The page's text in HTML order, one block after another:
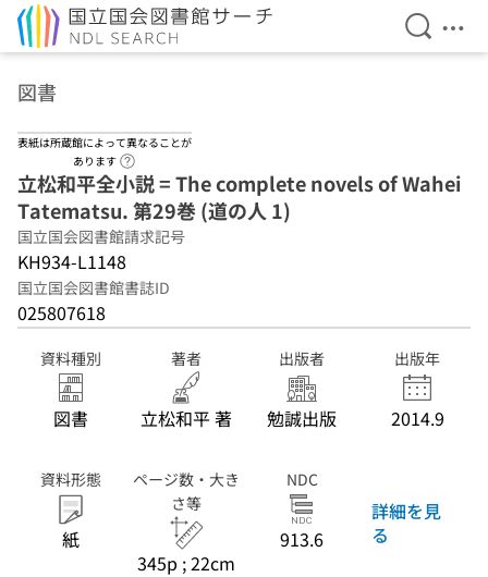
検索を
メ
図書
表紙は所蔵館によって異なることが
あります
立松和平全小説 = The complete novels of Wahei
Tatematsu. 第29巻 (道の人 1)
国立国会図書館請求記号
KH934-L1148
国立国会図書館書誌ID
025807618
資料種別
図書
著者
立松和平 著
出版者
勉誠出版
出版年
2014.9
資料形態
紙
ページ数・大き
さ等
345p ; 22cm
NDC
913.6
詳細を見
る